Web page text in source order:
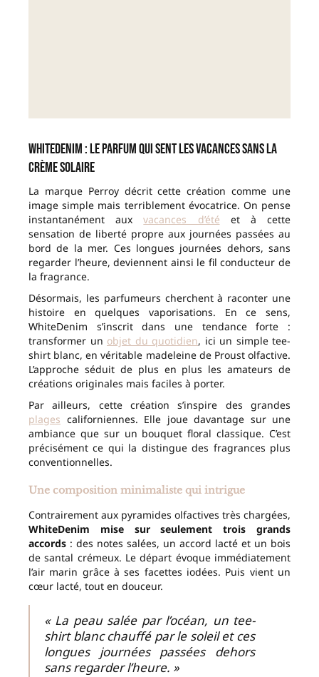
WhiteDenim : le parfum qui sent les vacances sans la
crème solaire
La marque Perroy décrit cette création comme une
image simple mais terriblement évocatrice. On pense
instantanément auxvacances d’été et à cette
sensation de liberté propre aux journées passées au
bord de la mer. Ces longues journées dehors, sans
regarder l’heure, deviennent ainsi le fil conducteur de
la fragrance.
Désormais, les parfumeurs cherchent à raconter une
histoire en quelques vaporisations. En ce sens,
WhiteDenim s’inscrit dans une tendance forte :
transformer un objet du quotidien, ici un simple tee-
shirt blanc, en véritable madeleine de Proust olfactive.
L’approche séduit de plus en plus les amateurs de
créations originales mais faciles à porter.
Par ailleurs, cette création s’inspire des grandes
plages californiennes. Elle joue davantage sur une
ambiance que sur un bouquet floral classique. C’est
précisément ce qui la distingue des fragrances plus
conventionnelles.
Une composition minimaliste qui intrigue
Contrairement aux pyramides olfactives très chargées,
WhiteDenim mise sur seulement trois grands
accords : des notes salées, un accord lacté et un bois
de santal crémeux. Le départ évoque immédiatement
l’air marin grâce à ses facettes iodées. Puis vient un
cœur lacté, tout en douceur.
« La peau salée par l’océan, un tee-
shirt blanc chauffé par le soleil et ces
longues journées passées dehors
sans regarder l’heure. »